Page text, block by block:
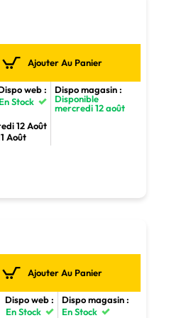
Ajouter Au Panier
web :
En Stock
12 Août
Août
Dispo magasin :
Disponible
mercredi 12 août
Ajouter Au Panier
Dispo web :
En Stock
Dispo magasin :
En Stock